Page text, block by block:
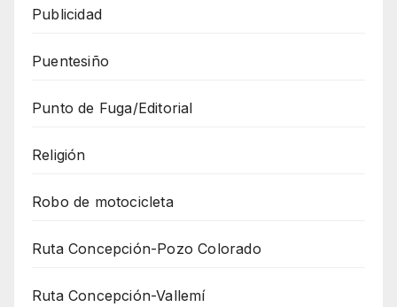
Publicidad
Puentesiño
Punto de Fuga/Editorial
Religión
Robo de motocicleta
Ruta Concepción-Pozo Colorado
Ruta Concepción-Vallemí